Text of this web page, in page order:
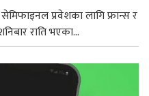
प्रवेशका लागि फ्रान्स र
राति भएका...